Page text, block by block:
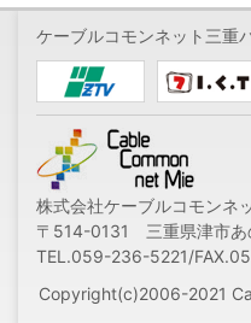
ケーブルコモンネット三重
株式会社ケーブルコモンネ
〒514-0131 三重県津市あ
TEL.059-236-5221/
Copyright(c)2006-2021